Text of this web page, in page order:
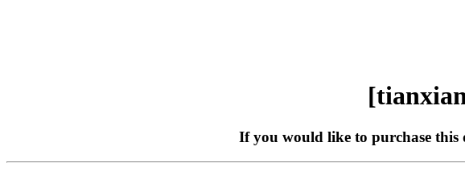
If you would like to purchase this